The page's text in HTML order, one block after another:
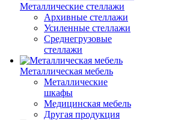
Металлические стеллажи
Архивные стеллажи
Усиленные стеллажи
Среднегрузовые
стеллажи
Металлическая мебель
Металлические
шкафы
Медицинская мебель
Другая продукция